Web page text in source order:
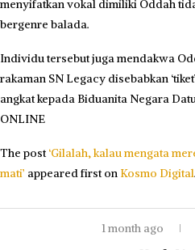
menyifatkan vokal dimiliki Oddah
bergenre balada.
Individu tersebut juga mendakwa
rakaman SN Legacy disebabkan
angkat kepada Biduanita Negara
ONLINE
The post‘Gilalah, kalau mengata
mati’ appeared first on Kosmo Digital.
1 month ago